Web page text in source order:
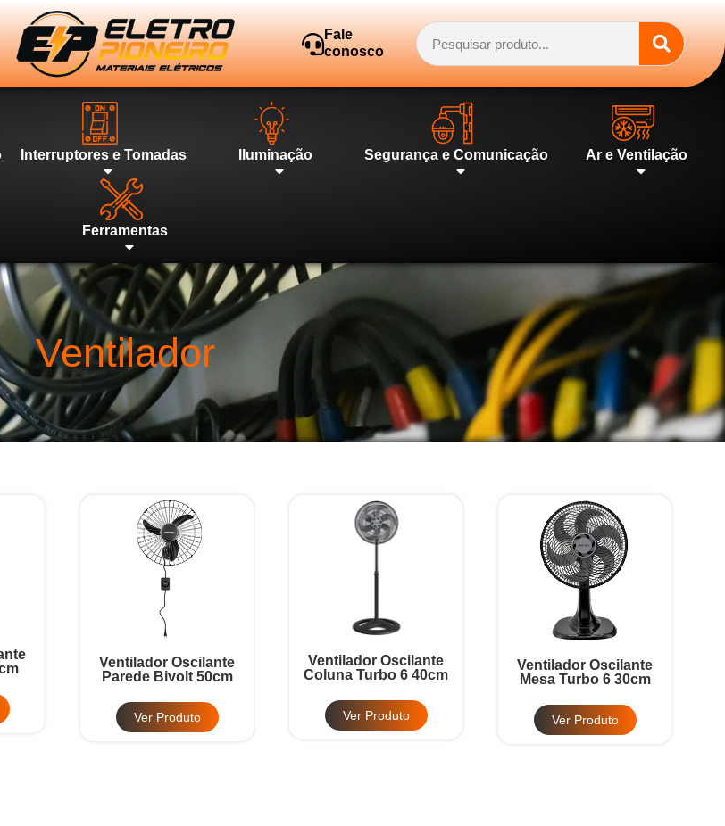
Fale
conosco
Interruptores e Tomadas Iluminação Segurança e Comunicação Ar e Ventilação
Ferramentas
Ventilador
Ventilador Oscilante
Parede Bivolt 50cm
Ver Produto
Ventilador Oscilante
Coluna Turbo 6 40cm
Ver Produto
Ventilador Oscilante
Mesa Turbo 6 30cm
Ver Produto